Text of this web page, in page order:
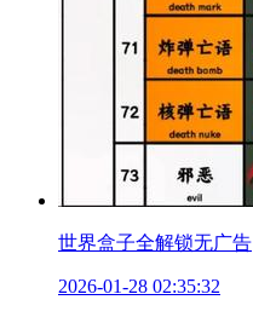
世界盒子全解锁无广告
2026-01-28 02:35:32